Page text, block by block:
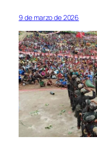
9 de marzo de 2026